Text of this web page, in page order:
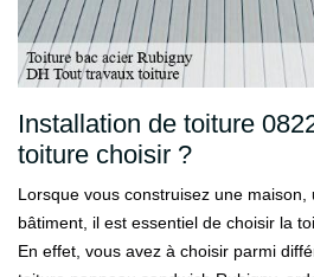
Installation de toiture
toiture choisir ?
Lorsque vous construisez une maison,
bâtiment, il est essentiel de choisir la
En effet, vous avez à choisir parmi